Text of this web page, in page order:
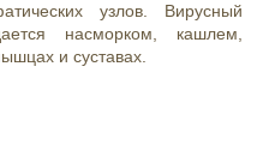
узлов. Вирусный
насморком, кашлем,
и суставах.